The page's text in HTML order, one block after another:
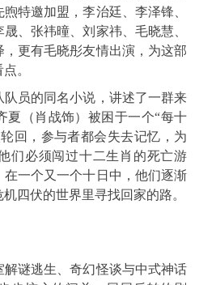
特邀加盟，李治廷、李泽锋、
、张祎曈、刘家祎、毛晓慧、
更有毛晓彤友情出演，为这部
。
队员的同名小说，讲述了一群来
夏（肖战饰）被困于一个“每十
回，参与者都会失去记忆，为
们必须闯过十二生肖的死亡游
一个又一个十日中，他们逐渐
四伏的世界里寻找回家的路。
谜逃生、奇幻怪谈与中式神话